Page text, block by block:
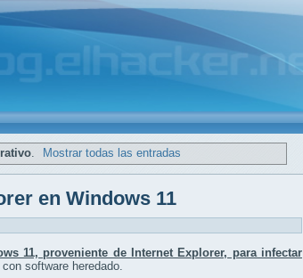
. Mostrar todas las entradas
en Windows 11
11, proveniente de Internet Explorer, para infectar
software heredado.